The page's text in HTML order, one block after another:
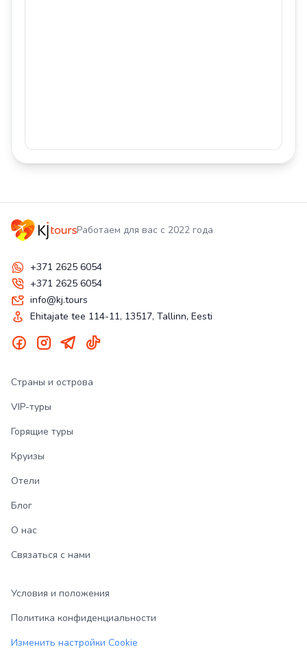
Работаем для вас с 2022 года
+371 2625 6054
+371 2625 6054
info@kj.tours
Ehitajate tee 114-11, 13517, Tallinn, Eesti
Страны и острова
VIP-туры
Горящие туры
Круизы
Отели
Блог
О нас
Связаться с нами
Условия и положения
Политика конфиденциальности
Изменить настройки Cookie